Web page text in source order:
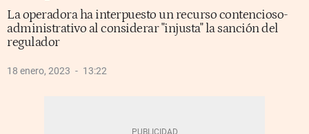
La operadora ha interpuesto un recurso contencioso-
administrativo al considerar "injusta" la sanción del
regulador
18 enero, 2023 13:22